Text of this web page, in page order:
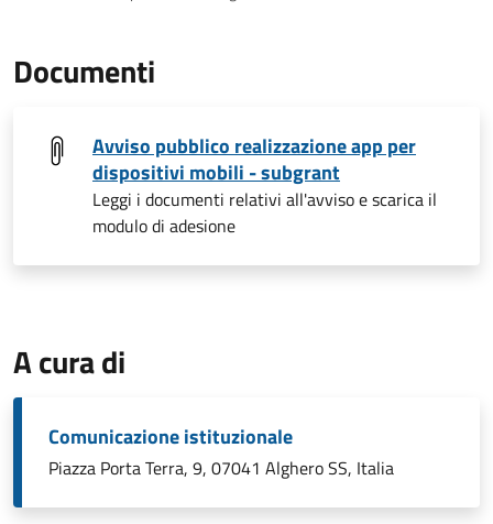
Documenti
Avviso pubblico realizzazione app per
dispositivi mobili - subgrant
Leggi i documenti relativi all'avviso e scarica il
modulo di adesione
A cura di
Comunicazione istituzionale
Piazza Porta Terra, 9, 07041 Alghero SS, Italia